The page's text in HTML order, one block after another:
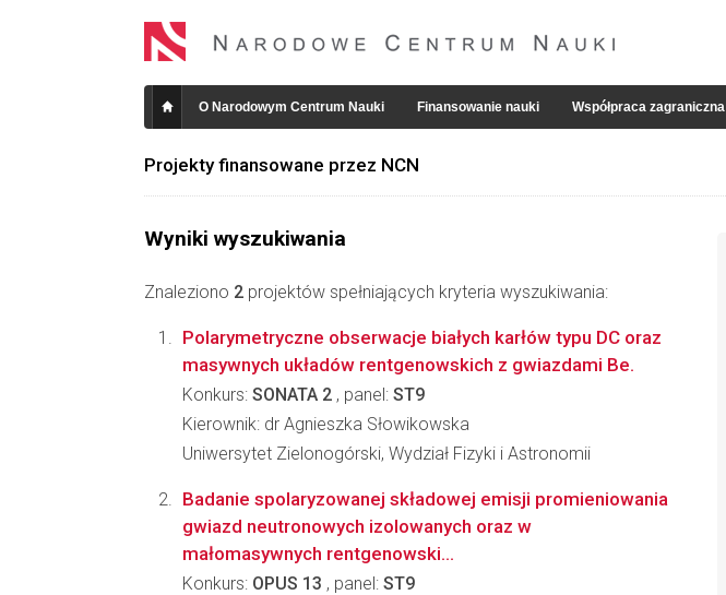
O Narodowym Centrum Nauki Finansowanie nauki Współpraca zagraniczna
Projekty finansowane przez NCN
Wyniki wyszukiwania
Znaleziono 2 projektów spełniających kryteria wyszukiwania:
Polarymetryczne obserwacje białych karłów typu DC oraz
masywnych układów rentgenowskich z gwiazdami Be.
Konkurs: SONATA 2 , panel: ST9
Kierownik: dr Agnieszka Słowikowska
Uniwersytet Zielonogórski, Wydział Fizyki i Astronomii
Badanie spolaryzowanej składowej emisji promieniowania
gwiazd neutronowych izolowanych oraz w
małomasywnych rentgenowski...
Konkurs: OPUS 13 , panel: ST9